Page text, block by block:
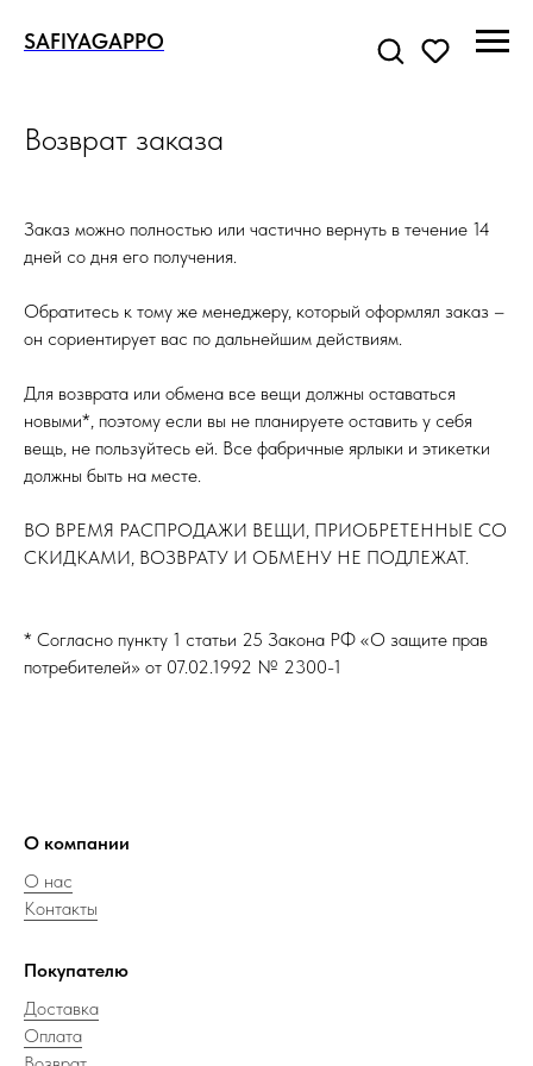
SAFIYAGAPPO
Возврат заказа
Заказ можно полностью или частично вернуть в течение 14
дней со дня его получения.
Обратитесь к тому же менеджеру, который оформлял заказ –
он сориентирует вас по дальнейшим действиям.
Для возврата или обмена все вещи должны оставаться
новыми*, поэтому если вы не планируете оставить у себя
вещь, не пользуйтесь ей. Все фабричные ярлыки и этикетки
должны быть на месте.
ВО ВРЕМЯ РАСПРОДАЖИ ВЕЩИ, ПРИОБРЕТЕННЫЕ СО
СКИДКАМИ, ВОЗВРАТУ И ОБМЕНУ НЕ ПОДЛЕЖАТ.
* Согласно пункту 1 статьи 25 Закона РФ «О защите прав
потребителей» от 07.02.1992 № 2300-1
О компании
О нас
Контакты
Покупателю
Доставка
Оплата